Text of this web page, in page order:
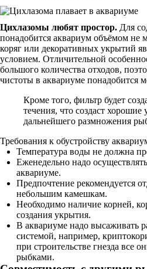
Цихлазомы любят простор. Для
понадобится аквариум объёмом не
коряг или декоративных укрытий
условием. Отличительной
большого количества отходов,
чистоты в аквариуме понадобится
Кроме того, фильтр будет
течения, что создаст хорошие
дальнейшего размножения
Требования к обустройству
Температура воды не должна
Еженедельно надо
аквариуме.
Предпочтение рекомендуется
небольшим камешкам.
Необходимо наличие корней,
создания укрытия.
В аквариуме надо высаживать
системой, например,
при строительстве гнезда все
рыбками.